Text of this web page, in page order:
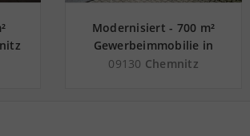
Modernisiert - 700 m²
Gewerbeimmobilie in
Chemnitz nahe
09130 Chemnitz